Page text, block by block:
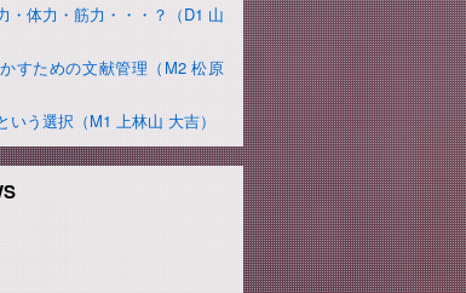
・体力・筋力・・・？（D1 山
すための文献管理（M2 松原
いう選択（M1 上林山 大吉）